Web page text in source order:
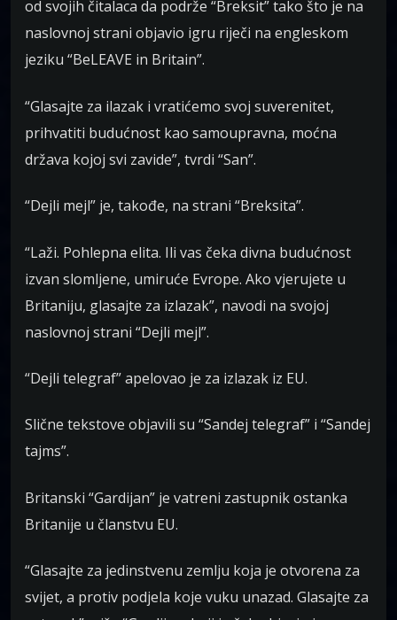
od svojih čitalaca da podrže “Breksit” tako što je na
naslovnoj strani objavio igru riječi na engleskom
jeziku “BeLEAVE in Britain”.
“Glasajte za ilazak i vratićemo svoj suverenitet,
prihvatiti budućnost kao samoupravna, moćna
država kojoj svi zavide”, tvrdi “San”.
“Dejli mejl” je, takođe, na strani “Breksita”.
“Laži. Pohlepna elita. Ili vas čeka divna budućnost
izvan slomljene, umiruće Evrope. Ako vjerujete u
Britaniju, glasajte za izlazak”, navodi na svojoj
naslovnoj strani “Dejli mejl”.
“Dejli telegraf” apelovao je za izlazak iz EU.
Slične tekstove objavili su “Sandej telegraf” i “Sandej
tajms”.
Britanski “Gardijan” je vatreni zastupnik ostanka
Britanije u članstvu EU.
“Glasajte za jedinstvenu zemlju koja je otvorena za
svijet, a protiv podjela koje vuku unazad. Glasajte za